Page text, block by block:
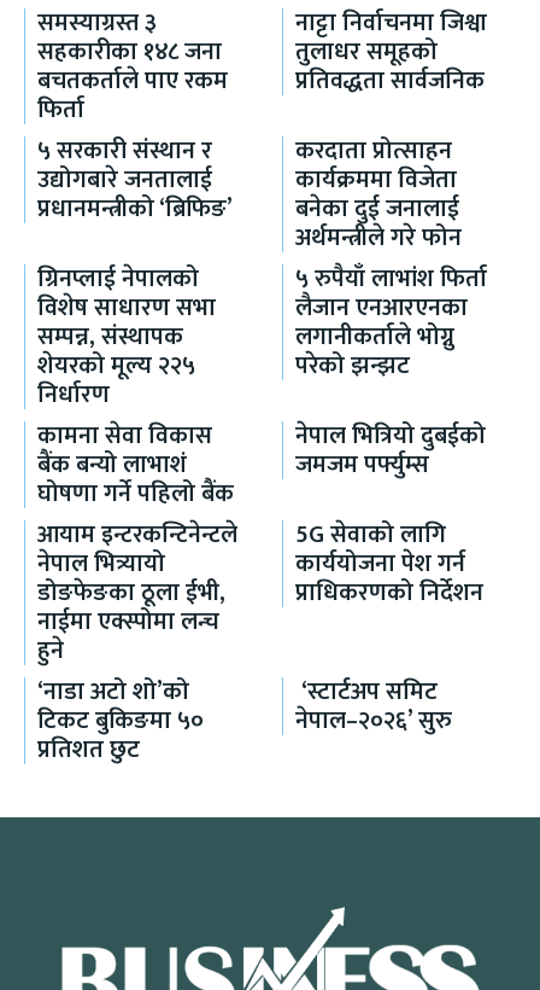
समस्याग्रस्त ३
सहकारीका १४८ जना
बचतकर्ताले पाए रकम
फिर्ता
नाट्टा निर्वाचनमा जिश्वा
तुलाधर समूहको
प्रतिवद्धता सार्वजनिक
५ सरकारी संस्थान र
उद्योगबारे जनतालाई
प्रधानमन्त्रीको ‘ब्रिफिङ’
करदाता प्रोत्साहन
कार्यक्रममा विजेता
बनेका दुई जनालाई
अर्थमन्त्रीले गरे फोन
ग्रिनप्लाई नेपालको
विशेष साधारण सभा
सम्पन्न, संस्थापक
शेयरको मूल्य २२५
निर्धारण
५ रुपैयाँ लाभांश फिर्ता
लैजान एनआरएनका
लगानीकर्ताले भोग्नु
परेको झन्झट
कामना सेवा विकास
बैंक बन्यो लाभाशं
घोषणा गर्ने पहिलो बैंक
नेपाल भित्रियो दुबईको
जमजम पर्फ्युम्स
आयाम इन्टरकन्टिनेन्टले
नेपाल भित्र्यायो
डोङफेङका ठूला ईभी,
नाईमा एक्स्पोमा लन्च
हुने
5G सेवाको लागि
कार्ययोजना पेश गर्न
प्राधिकरणको निर्देशन
‘नाडा अटो शो’को
टिकट बुकिङमा ५०
प्रतिशत छुट
‘स्टार्टअप समिट
नेपाल–२०२६’ सुरु